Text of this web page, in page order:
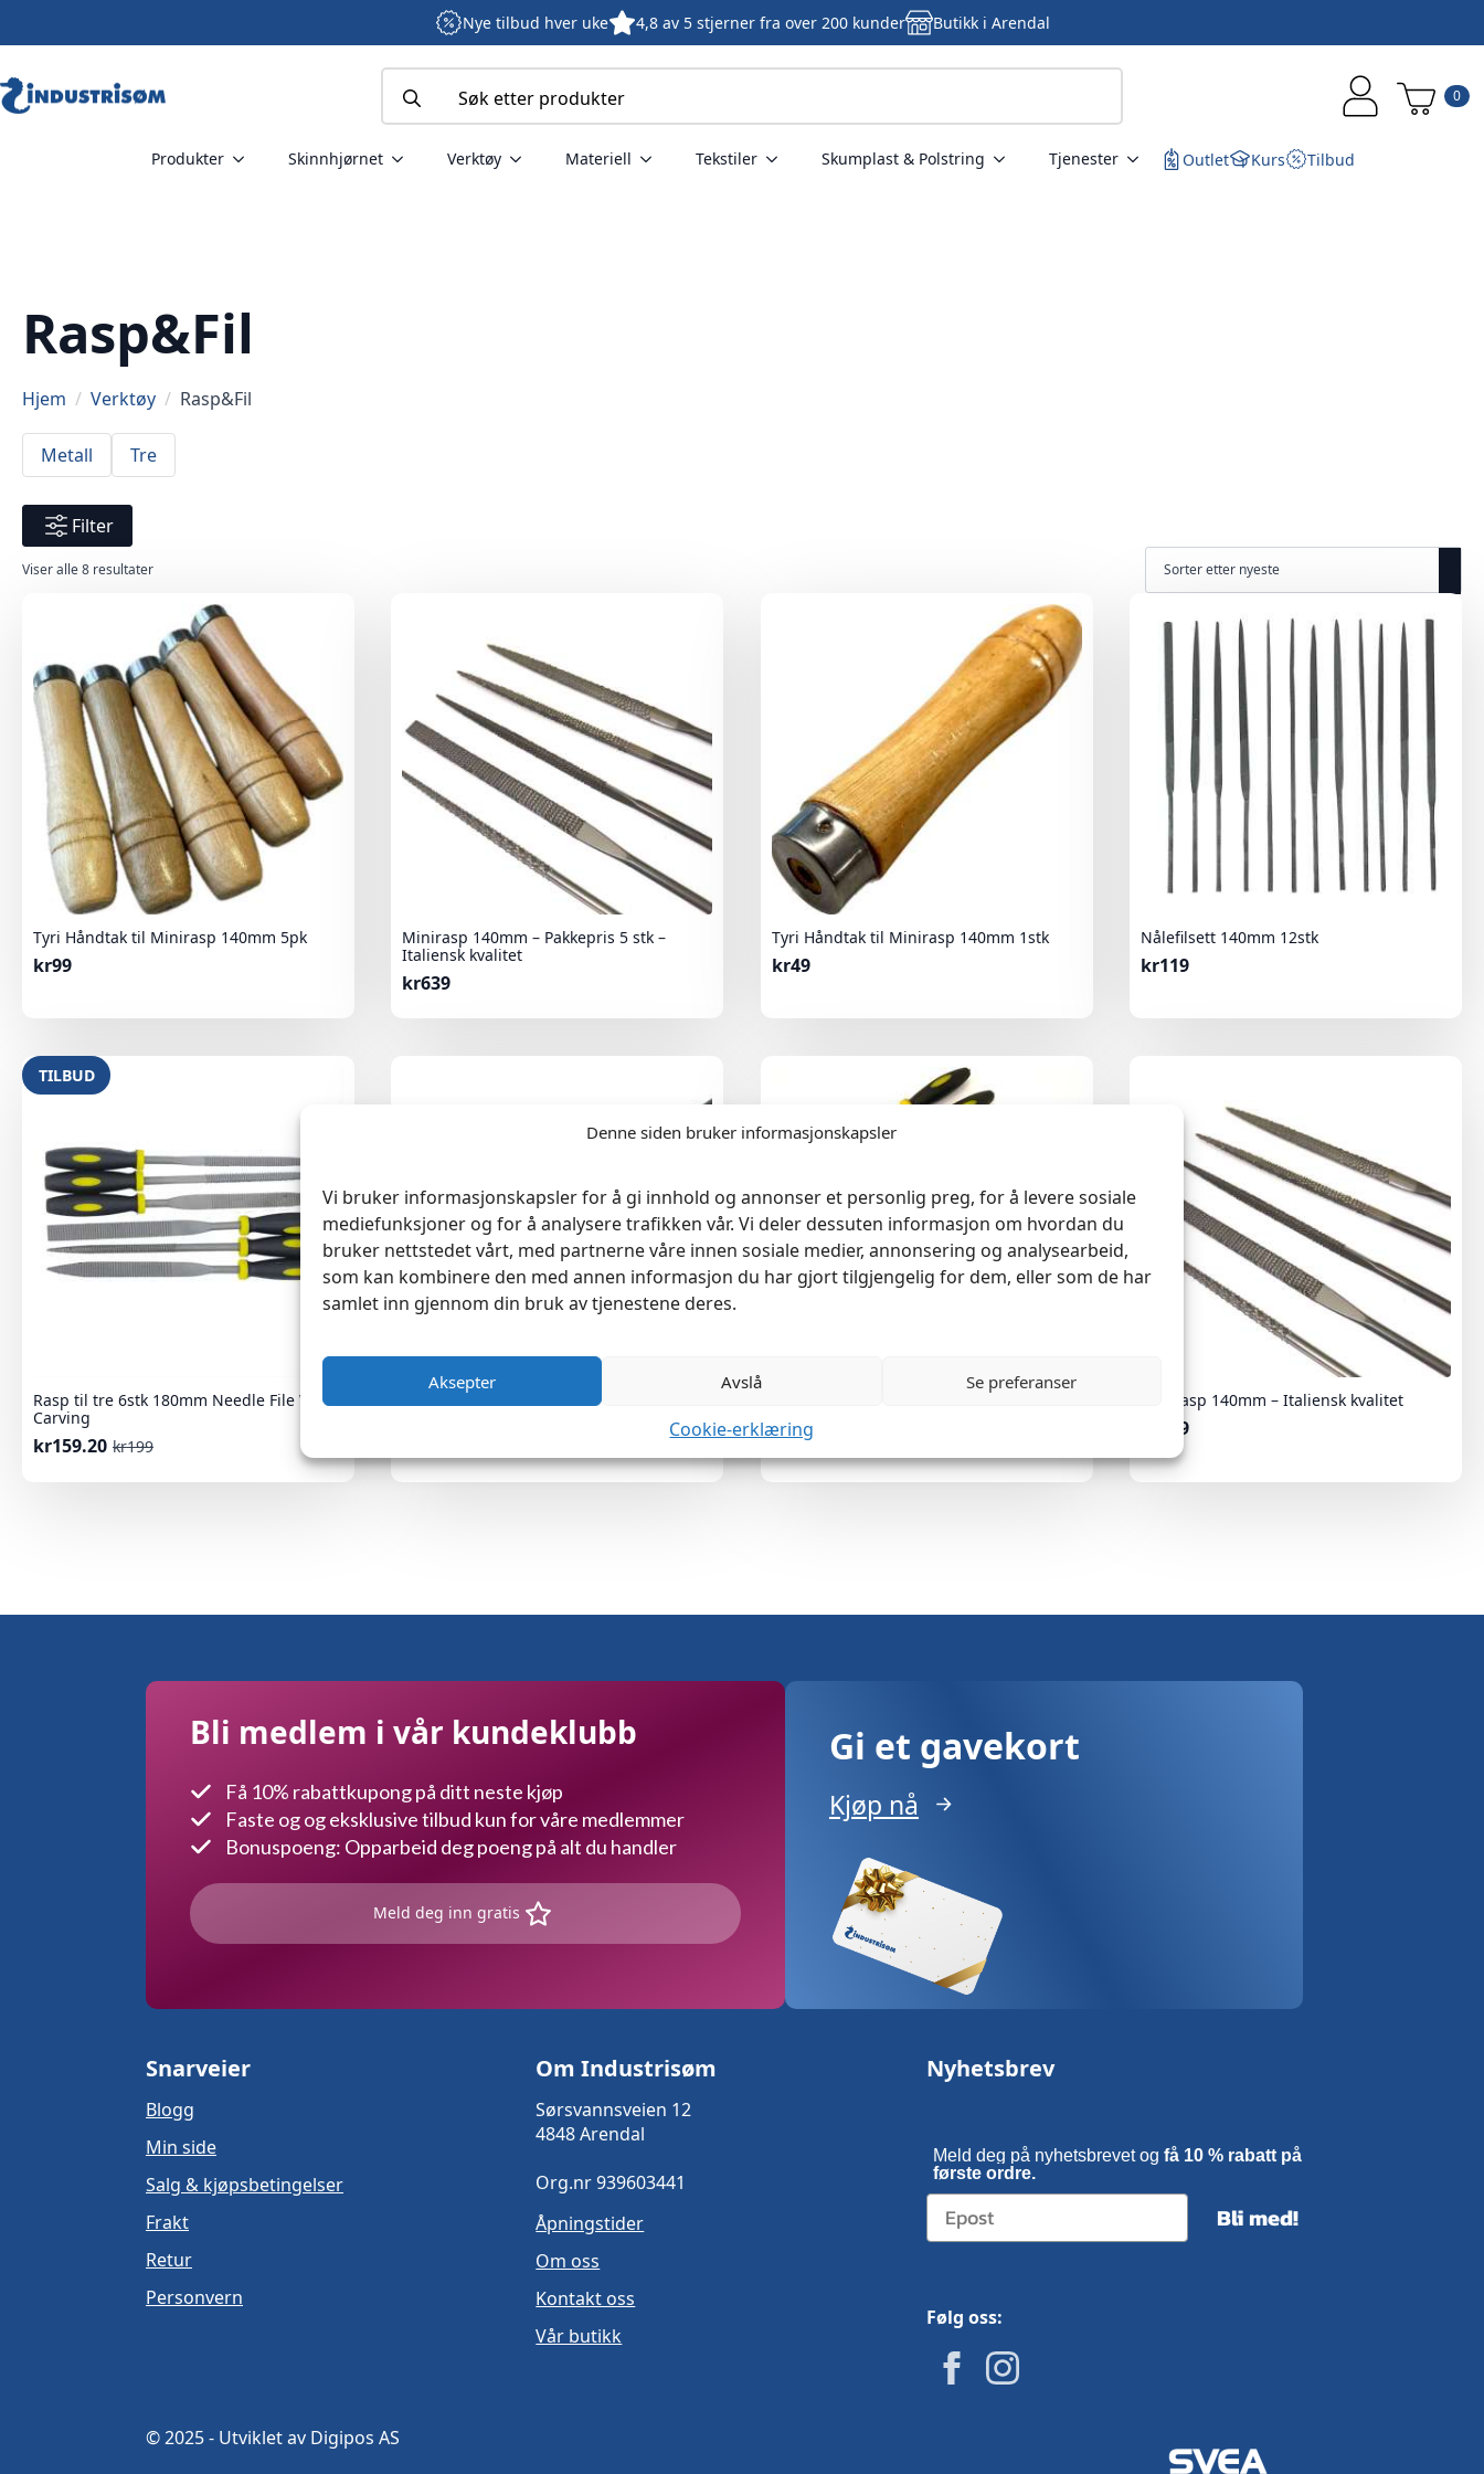
Denne siden bruker informasjonskapsler
Vi bruker informasjonskapsler for å gi innhold og annonser et personlig preg, for å levere sosiale
mediefunksjoner og for å analysere trafikken vår. Vi deler dessuten informasjon om hvordan du
bruker nettstedet vårt, med partnerne våre innen sosiale medier, annonsering og analysearbeid,
som kan kombinere den med annen informasjon du har gjort tilgjengelig for dem, eller som de har
samlet inn gjennom din bruk av tjenestene deres.
Aksepter Avslå Se preferanser
Cookie-erklæring
Nye tilbud hver uke 4,8 av 5 stjerner fra over 200 kunder Butikk i Arendal
for:
0
Produkter Skinnhjørnet Verktøy Materiell Tekstiler Skumplast & Polstring Tjenester Outlet Kurs Tilbud
Rasp&Fil
Hjem Verktøy Rasp&Fil
Metall Tre
Filter
Viser alle 8 resultaterSortert
Tyri Håndtak til Minirasp 140mm 5pk
kr99
Minirasp 140mm – Pakkepris 5 stk –
Italiensk kvalitet
kr639
Tyri Håndtak til Minirasp 140mm 1stk
kr49
Nålefilsett 140mm 12stk
kr119
TILBUD
Rasp til tre 6stk 180mm Needle File Wood
Carving
kr199
Opprinnelig
kr159.20
Nåværende
Rasp Halvrund 200mm NEO
Minirasper 6stk 140mm for knivmaking &
hobby
kr129
Minirasp 140mm – Italiensk kvalitet
139
Bli medlem i vår kundeklubb
Få 10% rabattkupong på ditt neste kjøp
Faste og og eksklusive tilbud kun for våre medlemmer
Bonuspoeng: Opparbeid deg poeng på alt du handler
Meld deg inn gratis
Gi et gavekort
Kjøp nå
Snarveier
Blogg
Min side
Salg & kjøpsbetingelser
Frakt
Retur
Personvern
Om Industrisøm
Sørsvannsveien 12
4848 Arendal
Org.nr 939603441
Åpningstider
Om oss
Kontakt oss
Vår butikk
Nyhetsbrev
Meld deg på nyhetsbrevet og få 10 % rabatt på
første ordre.
Bli med!
Følg oss:
© 2025 - Utviklet av Digipos AS